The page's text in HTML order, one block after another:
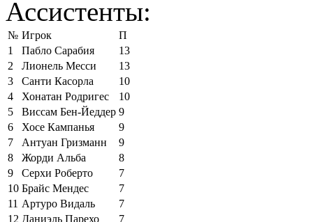
Ассистенты:
№ Игрок
П
1
Пабло Сарабия
13
2
Лионель Месси
13
3
Санти Касорла
10
4
Хонатан Родригес
10
5
Виссам Бен-Йеддер 9
6
Хосе Кампанья
9
7
Антуан Гризманн
9
8
Жорди Альба
8
9
Серхи Роберто
7
10 Брайс Мендес
7
11 Артуро Видаль
7
12 Даниэль Парехо 7